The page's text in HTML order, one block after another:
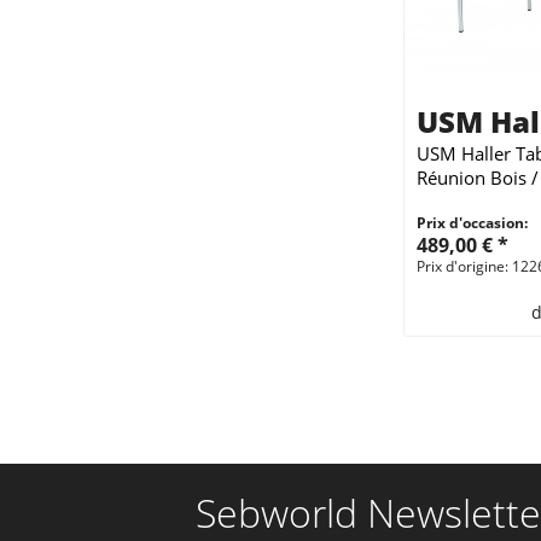
USM
USM Haller
Réunion Bois
Prix d'occasion:
489,00 € *
Prix d'origine:
Sebworld